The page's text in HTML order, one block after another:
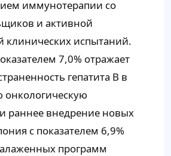
иммунотерапии со
и активной
клинических испытаний.
7,0% отражает
гепатита B в
онкологическую
раннее внедрение новых
с показателем 6,9%
программ